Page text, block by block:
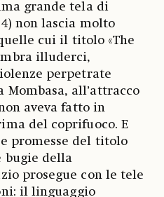
grande tela di
non lascia molto
cui il titolo «The
illuderci,
perpetrate
all’attracco
aveva fatto in
del coprifuoco. E
promesse del titolo
bugie della
prosegue con le tele
il linguaggio